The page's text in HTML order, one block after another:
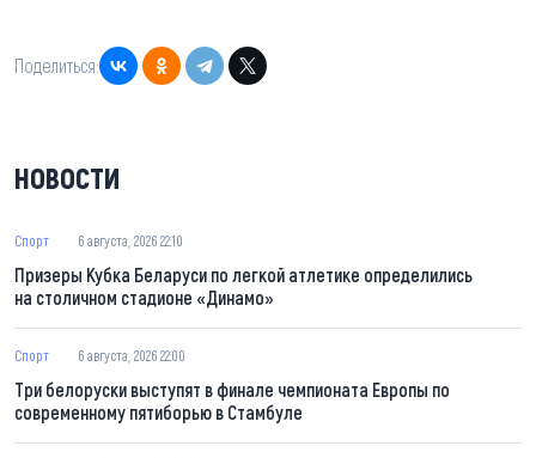
Поделиться:
НОВОСТИ
Спорт 6 августа, 2026 22:10
Призеры Кубка Беларуси по легкой атлетике определились
на столичном стадионе «Динамо»
Спорт 6 августа, 2026 22:00
Три белоруски выступят в финале чемпионата Европы по
современному пятиборью в Стамбуле